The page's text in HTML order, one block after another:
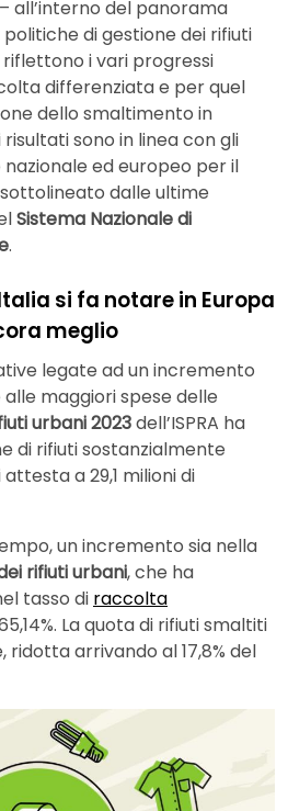
all’interno del panorama
di gestione dei rifiuti
i vari progressi
differenziata e per quel
dello smaltimento in
sono in linea con gli
ed europeo per il
dalle ultime
Sistema Nazionale di
.
si fa notare in Europa
meglio
legate ad un incremento
maggiori spese delle
urbani 2023dell’ISPRA ha
di rifiuti sostanzialmente
a 29,1 milioni di
un incremento sia nella
rifiuti urbani, che ha
tasso di raccolta
La quota di rifiuti smaltiti
ridotta arrivando al 17,8% del